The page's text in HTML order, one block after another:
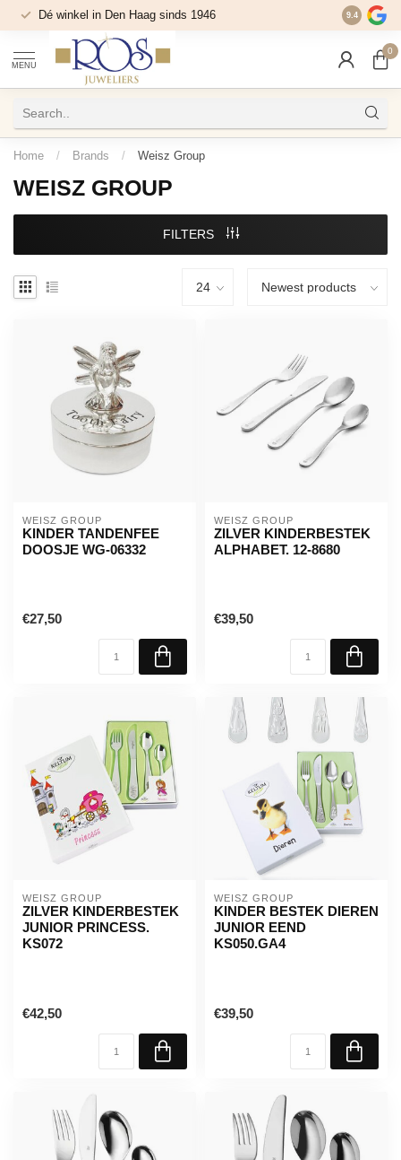
Dé winkel in Den Haag sinds 1946 9.4
MENU
0
Home / Brands / Weisz Group
WEISZ GROUP
FILTERS
WEISZ GROUP
KINDER TANDENFEE
DOOSJE WG-06332
€27,50
WEISZ GROUP
ZILVER KINDERBESTEK
ALPHABET. 12-8680
€39,50
WEISZ GROUP
ZILVER KINDERBESTEK
JUNIOR PRINCESS.
KS072
€42,50
WEISZ GROUP
KINDER BESTEK DIEREN
JUNIOR EEND
KS050.GA4
€39,50